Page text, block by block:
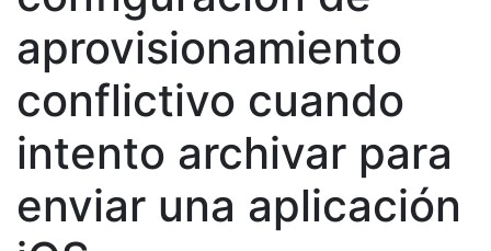
aprovisionamiento
conflictivo cuando
intento archivar para
enviar una aplicación